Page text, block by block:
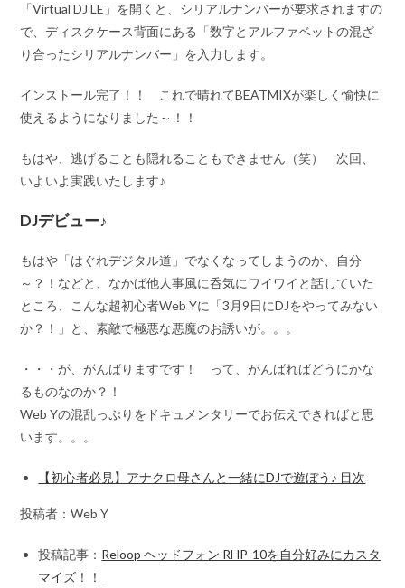
「Virtual DJ LE」を開くと、シリアルナンバーが要求されますの
で、ディスクケース背面にある「数字とアルファベットの混ざ
り合ったシリアルナンバー」を入力します。
インストール完了！！ これで晴れてBEATMIXが楽しく愉快に
使えるようになりました～！！
もはや、逃げることも隠れることもできません（笑） 次回、
いよいよ実践いたします♪
DJデビュー♪
もはや「はぐれデジタル道」でなくなってしまうのか、自分
～？！などと、なかば他人事風に呑気にワイワイと話していた
ところ、こんな超初心者Web Yに 「3月9日にDJをやってみない
か？！」 と、素敵で極悪な悪魔のお誘いが。。。
・・・が、がんばりますです！ って、がんばればどうにかな
るものなのか？！
Web Yの混乱っぷりをドキュメンタリーでお伝えできればと思
います。。。
【初心者必見】アナクロ母さんと一緒にDJで遊ぼう♪ 目次
投稿者：Web Y
投稿記事： Reloop ヘッドフォン RHP-10を自分好みにカスタ
マイズ！！